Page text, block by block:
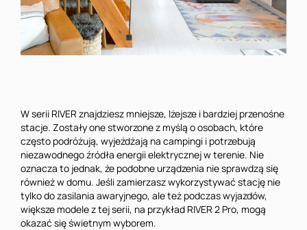
W serii RIVER znajdziesz mniejsze, lżejsze i bardziej przenośne
stacje. Zostały one stworzone z myślą o osobach, które
często podróżują, wyjeżdżają na campingi i potrzebują
niezawodnego źródła energii elektrycznej w terenie. Nie
oznacza to jednak, że podobne urządzenia nie sprawdzą się
również w domu. Jeśli zamierzasz wykorzystywać stację nie
tylko do zasilania awaryjnego, ale też podczas wyjazdów,
większe modele z tej serii, na przykład RIVER 2 Pro, mogą
okazać się świetnym wyborem.